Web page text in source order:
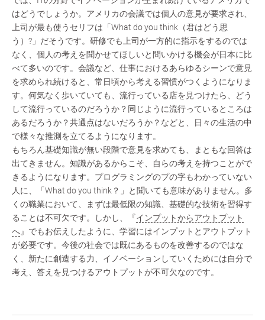
はどうでしょうか。アメリカの会議では個人の意見が要求され、
上司が最も使うセリフは「What do you think（君はどう思
う）?」だそうです。研修でも上司が一方的に指示をするのでは
なく、個人の考えを聞かせてほしいと問いかける機会が日本に比
べて多いのです。会議など、仕事におけるあらゆるシーンで意見
を求められ続けると、常日頃から考える習慣がつくようになりま
す。何気なく歩いていても、流行っている店を見つけたら、どう
して流行っているのだろうか？同じように流行っているところは
あるだろうか？共通点はないだろうか？などと、日々の生活の中
で様々な推測を立てるようになります。
もちろん基礎知識が無い段階で意見を求めても、まともな回答は
出てきません。知識があるからこそ、自らの考えを持つことがで
きるようになります。プログラミングのプの字もわかっていない
人に、「What do you think？」と聞いても意味がありません。多
くの職業において、まずは最低限の知識、基礎的な技術を習得す
ることは不可欠です。しかし、『インプットからアウトプット
へ』でもお伝えしたように、学習にはインプットとアウトプット
が必要です。今後の社会では既にあるものを改善するのではな
く、新たに創造する力、イノベーションしていくためには自分で
考え、答えを見つけるアウトプットが不可欠なのです。